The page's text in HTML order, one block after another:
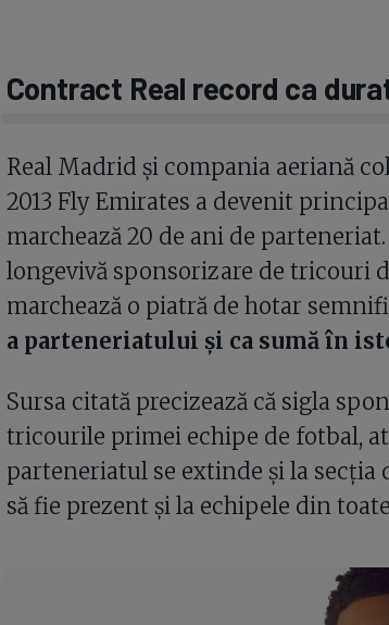
Contract Real record ca
Real Madrid și compania aeriană
2013 Fly Emirates a devenit
marchează 20 de ani de
longevivă sponsorizare de tricouri
marchează o piatră de hotar
a parteneriatului și ca sumă în
Sursa citată precizează că sigla
tricourile primei echipe de fotbal,
parteneriatul se extinde și la secția
să fie prezent și la echipele din